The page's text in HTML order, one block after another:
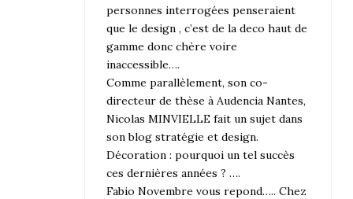
personnes interrogées penseraient
que le design , c’est de la deco haut de
gamme donc chère voire
inaccessible….
Comme parallèlement, son co-
directeur de thèse à Audencia Nantes,
Nicolas MINVIELLE fait un sujet dans
son blog stratégie et design.
Décoration : pourquoi un tel succès
ces dernières années ? ….
Fabio Novembre vous repond….. Chez